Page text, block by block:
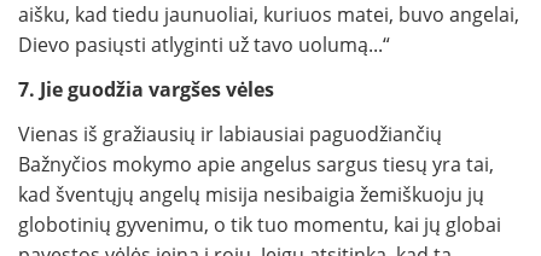
aišku, kad tiedu jaunuoliai, kuriuos matei, buvo angelai,
Dievo pasiųsti atlyginti už tavo uolumą...“
7. Jie guodžia vargšes vėles
Vienas iš gražiausių ir labiausiai paguodžiančių
Bažnyčios mokymo apie angelus sargus tiesų yra tai,
kad šventųjų angelų misija nesibaigia žemiškuoju jų
globotinių gyvenimu, o tik tuo momentu, kai jų globai